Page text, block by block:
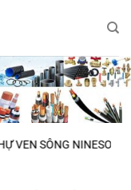
SÔNG NINESOUTH –